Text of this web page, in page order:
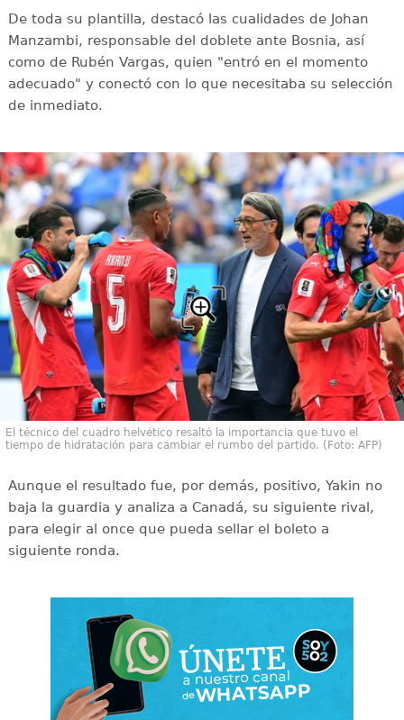
De toda su plantilla, destacó las cualidades de Johan
Manzambi, responsable del doblete ante Bosnia, así
como de Rubén Vargas, quien "entró en el momento
adecuado" y conectó con lo que necesitaba su selección
de inmediato.
El técnico del cuadro helvético resaltó la importancia que tuvo el
tiempo de hidratación para cambiar el rumbo del partido. (Foto: AFP)
Aunque el resultado fue, por demás, positivo, Yakin no
baja la guardia y analiza a Canadá, su siguiente rival,
para elegir al once que pueda sellar el boleto a
siguiente ronda.